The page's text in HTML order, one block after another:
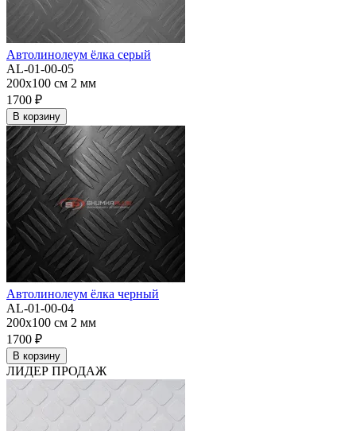
Автолинолеум ёлка серый
AL-01-00-05
200x100 см 2 мм
1700 ₽
В корзину
Автолинолеум ёлка черный
AL-01-00-04
200x100 см 2 мм
1700 ₽
В корзину
ЛИДЕР ПРОДАЖ